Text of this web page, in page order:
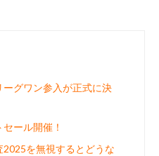
グワン参入が正式に決
ール開催！
2025を無視するとどうな